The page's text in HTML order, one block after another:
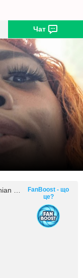
Чат
FanBoost - що
це?